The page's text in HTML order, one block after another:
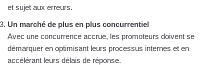
et sujet aux erreurs.
Un marché de plus en plus concurrentiel
Avec une concurrence accrue, les promoteurs doivent se
démarquer en optimisant leurs processus internes et en
accélérant leurs délais de réponse.